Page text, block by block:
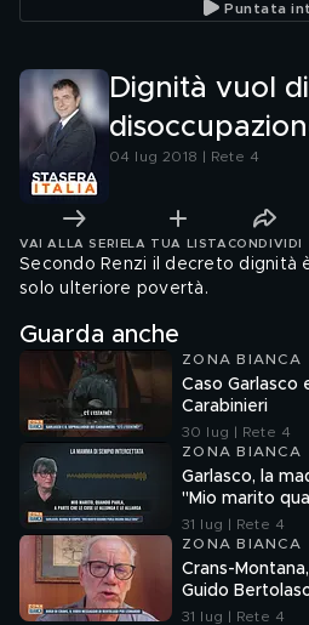
Puntata
Dignità vuol
04 lug 2018 | Rete 4
VAI ALLA SERIE LA TUA LISTA CONDIVIDI
Secondo Renzi il decreto dignità
solo ulteriore povertà.
Guarda anche
ZONA BIANCA
Caso Garlasco
Carabinieri
30 lug | Rete 4
ZONA BIANCA
Garlasco, la
"Mio marito
cose"
31 lug | Rete 4
ZONA BIANCA
Crans-
Guido
31 lug | Rete 4